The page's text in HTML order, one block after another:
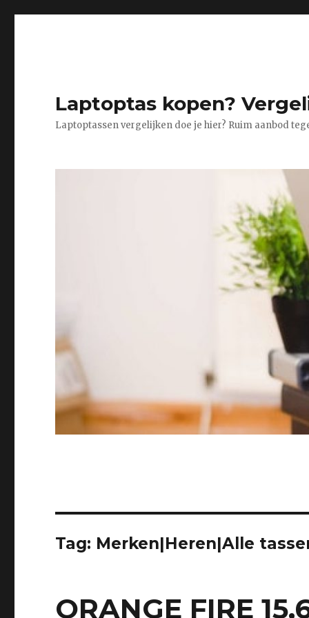
Laptoptas kopen?
Laptoptassen vergelijken doe je hier? Ruim aanbod
Tag: Merken|Heren|Alle
ORANGE FIRE